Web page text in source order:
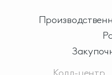
Колл-центр